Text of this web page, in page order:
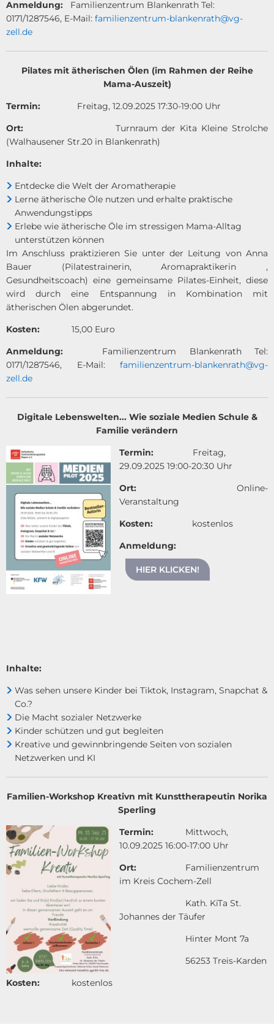
Anmeldung:
Familienzentrum Blankenrath Tel:
0171/1287546, E-Mail: familienzentrum-blankenrath@vg-
zell.de
Pilates mit ätherischen Ölen (im Rahmen der Reihe
Mama-Auszeit)
Termin: Freitag, 12.09.2025 17:30-19:00 Uhr
Ort:
Turnraum der Kita Kleine Strolche
(Walhausener Str.20 in Blankenrath)
Inhalte:
Entdecke die Welt der Aromatherapie
Lerne ätherische Öle nutzen und erhalte praktische
Anwendungstipps
Erlebe wie ätherische Öle im stressigen Mama-Alltag
unterstützen können
Im Anschluss praktizieren Sie unter der Leitung von Anna
Bauer (Pilatestrainerin, Aromapraktikerin ,
Gesundheitscoach) eine gemeinsame Pilates-Einheit, diese
wird durch eine Entspannung in Kombination mit
ätherischen Ölen abgerundet.
Kosten:
15,00 Euro
Anmeldung: Familienzentrum Blankenrath Tel:
0171/1287546, E-Mail: familienzentrum-blankenrath@vg-
zell.de
Digitale Lebenswelten... Wie soziale Medien Schule &
Familie verändern
Termin:
Freitag,
29.09.2025 19:00-20:30 Uhr
Ort: Online-
Veranstaltung
Kosten:
kostenlos
Anmeldung:
HIER KLICKEN!
Inhalte:
Was sehen unsere Kinder bei Tiktok, Instagram, Snapchat &
Co.?
Die Macht sozialer Netzwerke
Kinder schützen und gut begleiten
Kreative und gewinnbringende Seiten von sozialen
Netzwerken und KI
Familien-Workshop Kreativn mit Kunsttherapeutin Norika
Sperling
Termin: Mittwoch,
10.09.2025 16:00-17:00 Uhr
Ort: Familienzentrum
im Kreis Cochem-Zell
Kath. KiTa St.
Johannes der Täufer
Hinter Mont 7a
56253 Treis-Karden
Kosten:
kostenlos